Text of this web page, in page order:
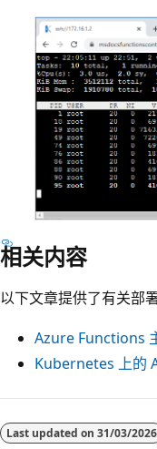
相关内容
以下文章提供了有关部
Azure Functions
Kubernetes 上的
Last updated on 31/03/2026